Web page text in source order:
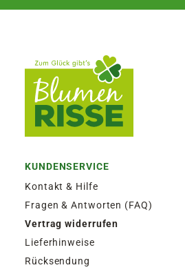
KUNDENSERVICE
Kontakt & Hilfe
Fragen & Antworten (FAQ)
Vertrag widerrufen
Lieferhinweise
Rücksendung